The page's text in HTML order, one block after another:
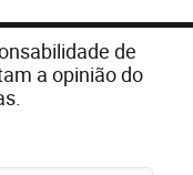
de
a opinião do